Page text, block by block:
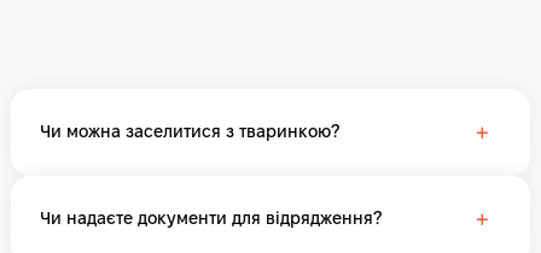
Чи можна заселитися з тваринкою? +
Чи надаєте документи для відрядження? +